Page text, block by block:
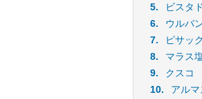
ビスタ
ウルバ
ピサック
マラス
クスコ
アルマ